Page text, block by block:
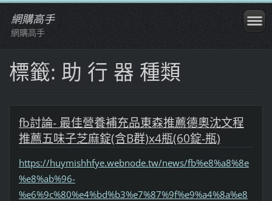
網購高手
網購高手
標籤: 助 行 器 種類
fb討論- 最佳營養補充品東森推薦德奧沈文程
推薦五味子芝麻錠(含B群)x4瓶(60錠-瓶)
https://huymishhfye.webnode.tw/news/fb%e8%a8%8e
%e8%ab%96-
%e6%9c%80%e4%bd%b3%e7%87%9f%e9%a4%8a%e8